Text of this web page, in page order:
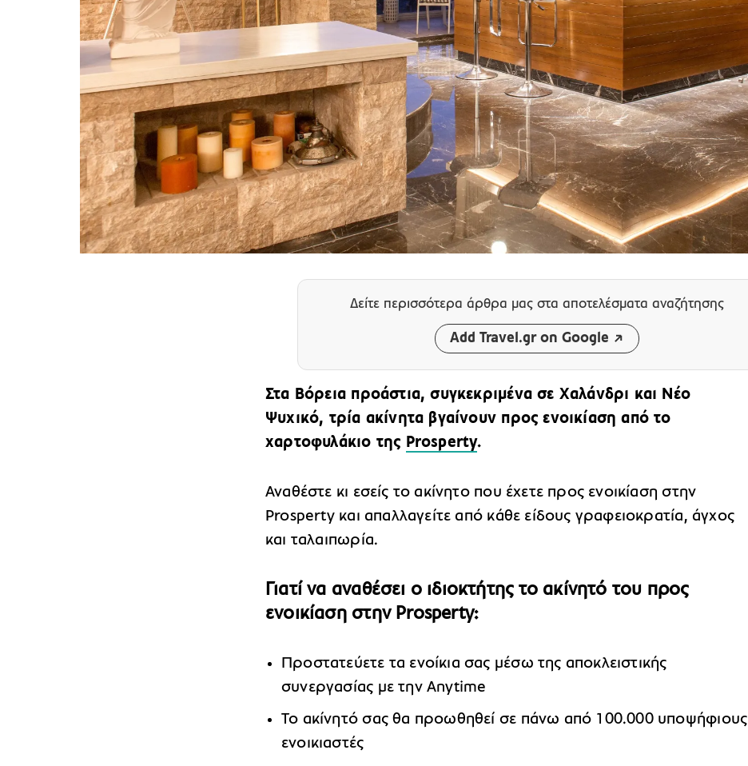
Δείτε περισσότερα άρθρα μας στα αποτελέσματα αναζήτησης
Add Travel.gr on Google
Στα Βόρεια προάστια, συγκεκριμένα σε Χαλάνδρι και Νέο
Ψυχικό, τρία ακίνητα βγαίνουν προς ενοικίαση από το
χαρτοφυλάκιο της Prosperty.
Αναθέστε κι εσείς το ακίνητο που έχετε προς ενοικίαση στην
Prosperty και απαλλαγείτε από κάθε είδους γραφειοκρατία, άγχος
και ταλαιπωρία.
Γιατί να αναθέσει ο ιδιοκτήτης το ακίνητό του προς
ενοικίαση στην Prosperty:
Προστατεύετε τα ενοίκια σας μέσω της αποκλειστικής
συνεργασίας με την Anytime
Το ακίνητό σας θα προωθηθεί σε πάνω από 100.000 υποψήφιους
ενοικιαστές